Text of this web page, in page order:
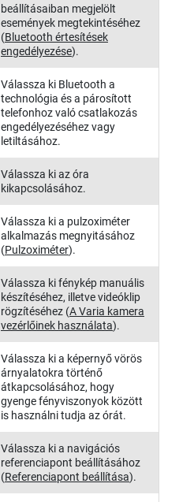
beállításaiban megjelölt
események megtekintéséhez
(Bluetooth értesítések
engedélyezése).
Válassza ki Bluetooth a
technológia és a párosított
telefonhoz való csatlakozás
engedélyezéséhez vagy
letiltásához.
Válassza ki az óra
kikapcsolásához.
Válassza ki a pulzoximéter
alkalmazás megnyitásához
(Pulzoximéter).
Válassza ki fénykép manuális
készítéséhez, illetve videóklip
rögzítéséhez (A Varia kamera
vezérlőinek használata).
Válassza ki a képernyő vörös
árnyalatokra történő
átkapcsolásához, hogy
gyenge fényviszonyok között
is használni tudja az órát.
Válassza ki a navigációs
referenciapont beállításához
(Referenciapont beállítása).